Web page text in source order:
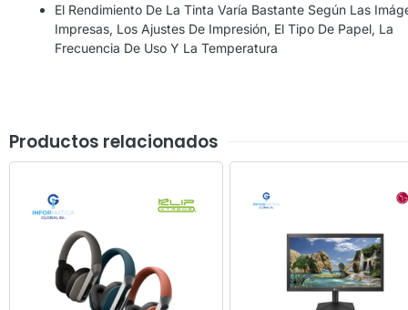
El Rendimiento De La Tinta Varía Bastante Según Las
Impresas, Los Ajustes De Impresión, El Tipo De Papel, La
Frecuencia De Uso Y La Temperatura
Productos relacionados